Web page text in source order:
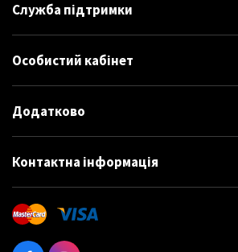
Служба підтримки
Особистий кабінет
Додатково
Контактна інформація